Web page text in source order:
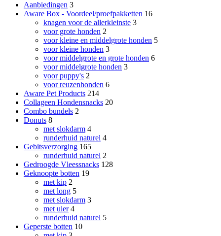
Aanbiedingen 3
Aware Box - Voordeel/proefpakketten 16
knagen voor de allerkleinste 3
voor grote honden 2
voor kleine en middelgrote honden 5
voor kleine honden 3
voor middelgrote en grote honden 6
voor middelgrote honden 3
voor puppy's 2
voor reuzenhonden 6
Aware Pet Products 214
Collageen Hondensnacks 20
Combo bundels 2
Donuts 8
met slokdarm 4
runderhuid naturel 4
Gebitsverzorging 165
runderhuid naturel 2
Gedroogde Vleessnacks 128
Geknoopte botten 19
met kip 2
met long 5
met slokdarm 3
met uier 4
runderhuid naturel 5
Geperste botten 10